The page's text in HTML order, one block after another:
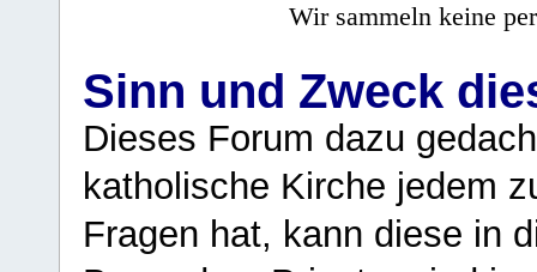
Wir sammeln keine
Sinn und Zweck
Dieses Forum dazu
katholische Kirche jedem
Fragen hat, kann diese in